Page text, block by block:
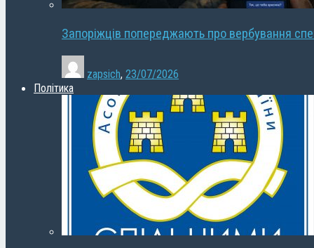
Запоріжців попереджають про вербування
zapsich, 23/07/2026
Політика